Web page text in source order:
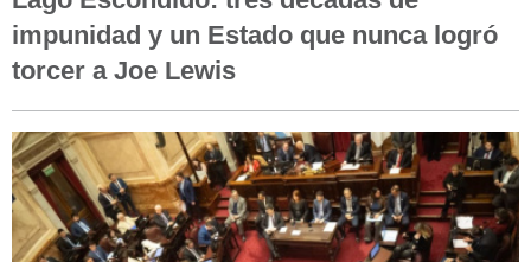
impunidad y un Estado que nunca logró
torcer a Joe Lewis